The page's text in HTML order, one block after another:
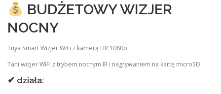
BUDŻETOWY WIZJER
NOCNY
Tuya Smart Wizjer WiFi z kamerą i IR 1080p
Tani wizjer WiFi z trybem nocnym IR i nagrywaniem na kartę microSD.
✔ działa: